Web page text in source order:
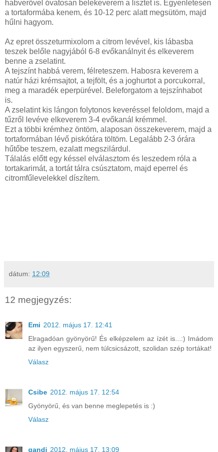
habverővel óvatosan belekeverem a lisztet is. Egyenletesen
a tortaformába kenem, és 10-12 perc alatt megsütöm, majd
hűlni hagyom.
Az epret összeturmixolom a citrom levével, kis lábasba
teszek belőle nagyjából 6-8 evőkanálnyit és elkeverem
benne a zselatint.
A tejszínt habbá verem, félreteszem. Habosra keverem a
natúr házi krémsajtot, a tejfölt, és a joghurtot a porcukorral,
meg a maradék eperpürével. Beleforgatom a tejszínhabot
is.
A zselatint kis lángon folytonos keveréssel feloldom, majd a
tűzről levéve elkeverem 3-4 evőkanál krémmel.
Ezt a többi krémhez öntöm, alaposan összekeverem, majd a
tortaformában lévő piskótára töltöm. Legalább 2-3 órára
hűtőbe teszem, ezalatt megszilárdul.
Tálalás előtt egy késsel elválasztom és leszedem róla a
tortakarimát, a tortát tálra csúsztatom, majd eperrel és
citromfűlevelekkel díszítem.
dátum: 12:09
12 megjegyzés:
Emi 2012. május 17. 12:41
Elragadóan gyönyörű! És elképzelem az ízét is...:) Imádom
az ilyen egyszerű, nem túlcsicsázott, szolidan szép tortákat!
Válasz
Csibe 2012. május 17. 12:54
Gyönyörű, és van benne meglepetés is :)
Válasz
gandi 2012. május 17. 13:09